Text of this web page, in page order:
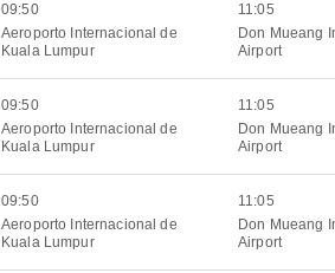
09:50
Aeroporto Internacional de
Kuala Lumpur
11:05
Don Mueang
Airport
09:50
Aeroporto Internacional de
Kuala Lumpur
11:05
Don Mueang
Airport
09:50
Aeroporto Internacional de
Kuala Lumpur
11:05
Don Mueang
Airport